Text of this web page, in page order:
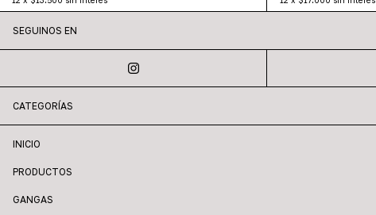
SEGUINOS EN
CATEGORÍAS
INICIO
PRODUCTOS
GANGAS